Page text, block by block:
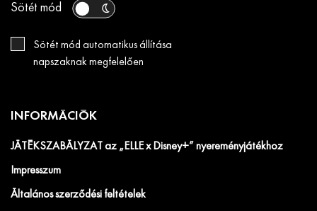
Sötét mód
Sötét mód automatikus állítása
napszaknak megfelelően
INFORMÁCIÓK
JÁTÉKSZABÁLYZAT az „ELLE x Disney+” nyereményjátékhoz
Impresszum
Általános szerződési feltételek